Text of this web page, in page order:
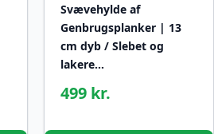
Svævehylde af
Genbrugsplanker | 13
cm dyb / Slebet og
lakere…
499 kr.